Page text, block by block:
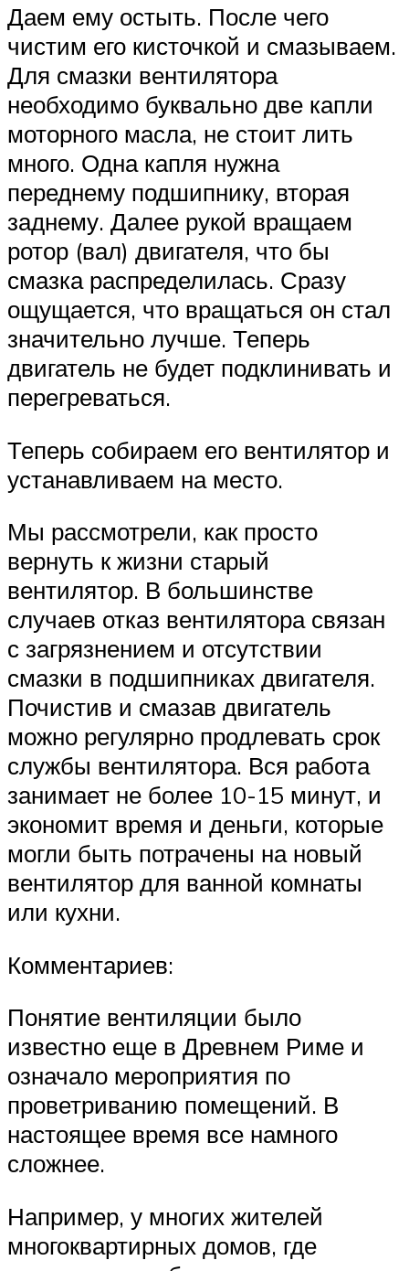
Даем ему остыть. После чего
чистим его кисточкой и смазываем.
Для смазки вентилятора
необходимо буквально две капли
моторного масла, не стоит лить
много. Одна капля нужна
переднему подшипнику, вторая
заднему. Далее рукой вращаем
ротор (вал) двигателя, что бы
смазка распределилась. Сразу
ощущается, что вращаться он стал
значительно лучше. Теперь
двигатель не будет подклинивать и
перегреваться.
Теперь собираем его вентилятор и
устанавливаем на место.
Мы рассмотрели, как просто
вернуть к жизни старый
вентилятор. В большинстве
случаев отказ вентилятора связан
с загрязнением и отсутствии
смазки в подшипниках двигателя.
Почистив и смазав двигатель
можно регулярно продлевать срок
службы вентилятора. Вся работа
занимает не более 10-15 минут, и
экономит время и деньги, которые
могли быть потрачены на новый
вентилятор для ванной комнаты
или кухни.
Комментариев:
Понятие вентиляции было
известно еще в Древнем Риме и
означало мероприятия по
проветриванию помещений. В
настоящее время все намного
сложнее.
Например, у многих жителей
многоквартирных домов, где